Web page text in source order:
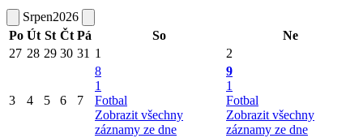
Srpen2026
Po Út St Čt Pá So
Ne
27 28 29 30 31 1 2
3 4 5 6 7
8
1
Fotbal
Zobrazit všechny
záznamy ze dne
9
1
Fotbal
Zobrazit všechny
záznamy ze dne